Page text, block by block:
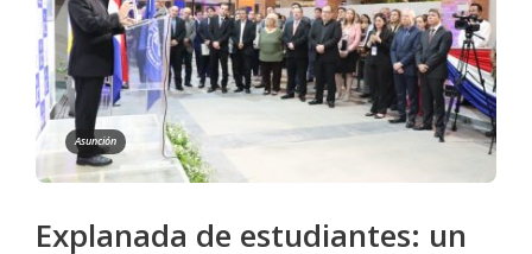
Asunción
Explanada de estudiantes: un